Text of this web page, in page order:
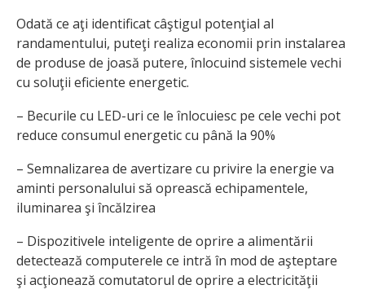
Odată ce aţi identificat câştigul potenţial al
randamentului, puteţi realiza economii prin instalarea
de produse de joasă putere, înlocuind sistemele vechi
cu soluţii eficiente energetic.
– Becurile cu LED-uri ce le înlocuiesc pe cele vechi pot
reduce consumul energetic cu până la 90%
– Semnalizarea de avertizare cu privire la energie va
aminti personalului să oprească echipamentele,
iluminarea şi încălzirea
– Dispozitivele inteligente de oprire a alimentării
detectează computerele ce intră în mod de aşteptare
şi acţionează comutatorul de oprire a electricităţii